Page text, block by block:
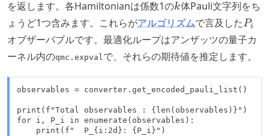
を返します。各Hamiltonianは係数1のk
k体Pauli文字列をち
ょうど1つ含みます。これらがアルゴリズムで言及した P_i
Pi
オブザーバブルです。最適化ループはアンザッツの量子カ
ーネル内のqmc.expvalで、それらの期待値を推定します。
observables = converter.get_encoded_pauli_list()
print(f"Total observables : {len(observables)}")
for i, P_i in enumerate(observables):
    print(f"  P_{i:2d}: {P_i}")